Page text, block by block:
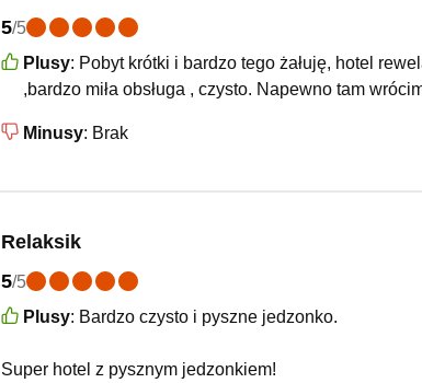
5/5
Plusy: Pobyt krótki i bardzo tego żałuję, hotel
,bardzo miła obsługa , czysto. Napewno tam
Minusy: Brak
Relaksik
5/5
Plusy: Bardzo czysto i pyszne jedzonko.
Super hotel z pysznym jedzonkiem!